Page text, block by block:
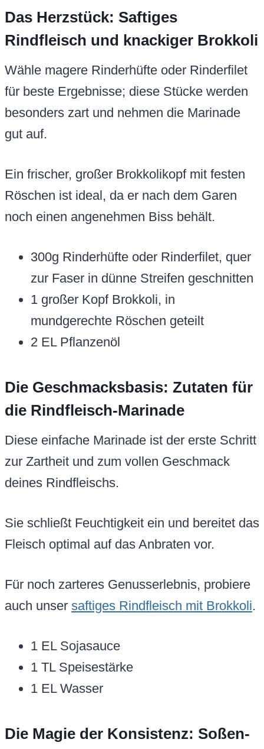
Das Herzstück: Saftiges
Rindfleisch und knackiger Brokkoli
Wähle magere Rinderhüfte oder Rinderfilet
für beste Ergebnisse; diese Stücke werden
besonders zart und nehmen die Marinade
gut auf.
Ein frischer, großer Brokkolikopf mit festen
Röschen ist ideal, da er nach dem Garen
noch einen angenehmen Biss behält.
300g Rinderhüfte oder Rinderfilet, quer
zur Faser in dünne Streifen geschnitten
1 großer Kopf Brokkoli, in
mundgerechte Röschen geteilt
2 EL Pflanzenöl
Die Geschmacksbasis: Zutaten für
die Rindfleisch-Marinade
Diese einfache Marinade ist der erste Schritt
zur Zartheit und zum vollen Geschmack
deines Rindfleischs.
Sie schließt Feuchtigkeit ein und bereitet das
Fleisch optimal auf das Anbraten vor.
Für noch zarteres Genusserlebnis, probiere
auch unser saftiges Rindfleisch mit Brokkoli.
1 EL Sojasauce
1 TL Speisestärke
1 EL Wasser
Die Magie der Konsistenz: Soßen-